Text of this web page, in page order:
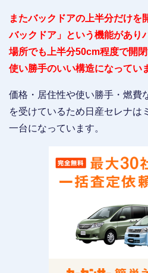
またバックドアの上半分だけを
バックドア」という機能があり
場所でも上半分50cm程度で開
使い勝手のいい構造になってい
価格・居住性や使い勝手・燃費
を受けているため日産セレナは
一台になっています。